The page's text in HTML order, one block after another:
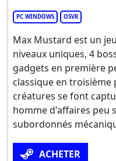
PC WINDOWS OSVR
Max Mustard est un
niveaux uniques, 4
gadgets en première
classique en troisième
créatures se font
homme d'affaires peu
subordonnés
ACHETER